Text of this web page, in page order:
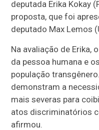
deputada Erika Kokay
proposta, que foi
deputado Max Lemos
Na avaliação de Erika,
da pessoa humana e
população
demonstram a
mais severas para
atos discriminatórios
afirmou.